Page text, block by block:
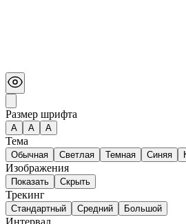
Размер шрифта
А A A
Тема
Обычная Светлая Темная Синяя
Изображения
Показать Скрыть
Трекинг
Стандартный Средний Большой
Интервал